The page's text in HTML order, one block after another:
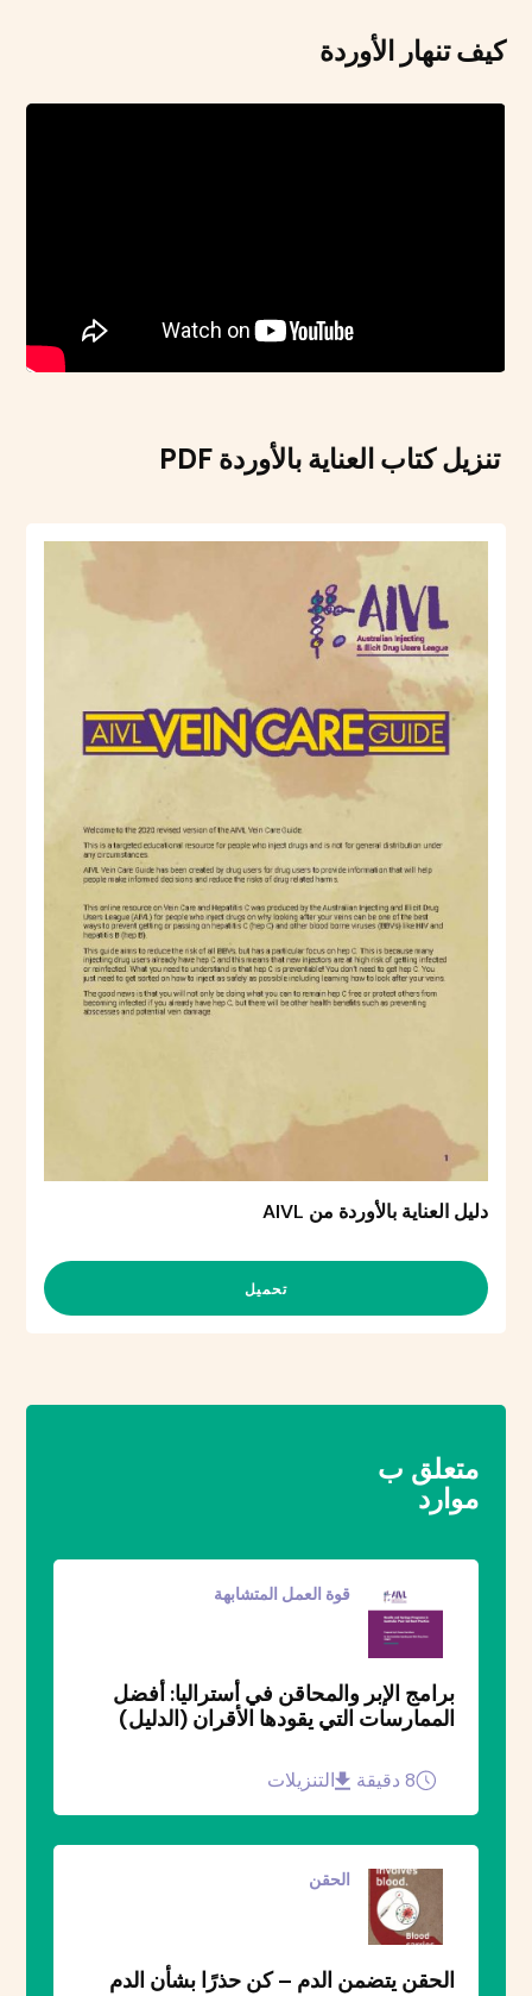
كيف تنهار الأوردة
تنزيل كتاب العناية بالأوردة PDF
دليل العناية بالأوردة من AIVL
تحميل
متعلق ب
موارد
قوة العمل المتشابهة
برامج الإبر والمحاقن في أستراليا: أفضل
الممارسات التي يقودها الأقران (الدليل)
8 دقيقة التنزيلات
الحقن
الحقن يتضمن الدم – كن حذرًا بشأن الدم